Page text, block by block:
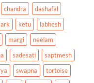
chandra
dashafal
ketu
labhesh
margi
neelam
sadesati
saptmesh
swapna
tortoise